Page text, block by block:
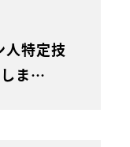
人特定技
しま…